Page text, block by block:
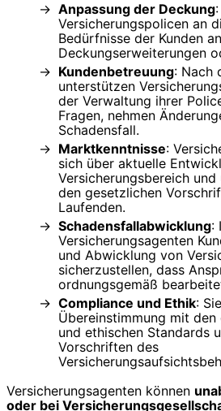
Anpassung der Deckung
Versicherungspolicen an
Bedürfnisse der Kunden
Deckungserweiterungen
Kundenbetreuung: Nach
unterstützen
der Verwaltung ihrer
Fragen, nehmen
Schadensfall.
Marktkenntnisse:
sich über aktuelle
Versicherungsbereich
den gesetzlichen
Laufenden.
Schadensfallabwicklung:
Versicherungsagenten
und Abwicklung von
sicherzustellen, dass
ordnungsgemäß
Compliance und Ethik:
Übereinstimmung mit
und ethischen Standards
Vorschriften des
Versicherungsagenten können
oder bei